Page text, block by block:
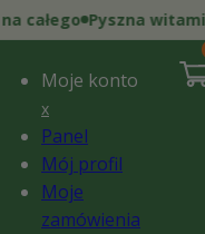
Pyszna witamina
Moje konto
x
Panel
Mój profil
Moje
zamówienia
0